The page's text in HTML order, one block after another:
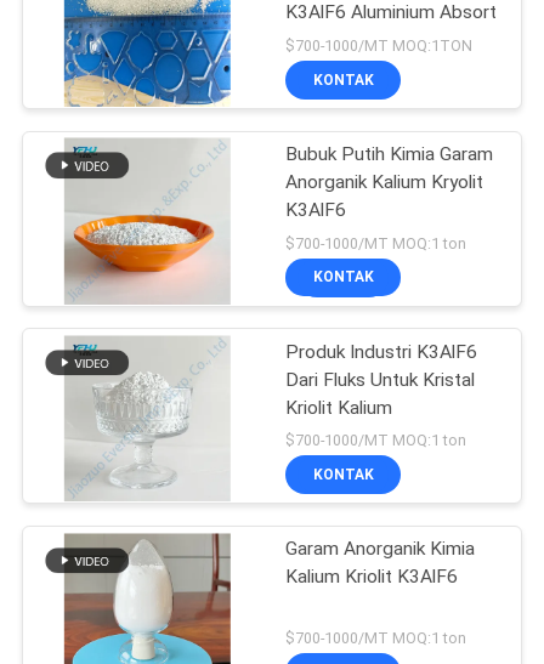
K3AlF6 Aluminium Absort
$700-1000/MT MOQ:1TON
KONTAK
Bubuk Putih Kimia Garam
Anorganik Kalium Kryolit
K3AlF6
$700-1000/MT MOQ:1 ton
KONTAK
Produk Industri K3AlF6
Dari Fluks Untuk Kristal
Kriolit Kalium
$700-1000/MT MOQ:1 ton
KONTAK
Garam Anorganik Kimia
Kalium Kriolit K3AlF6
$700-1000/MT MOQ:1 ton